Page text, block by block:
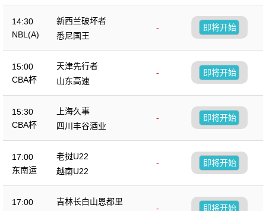
14:30
NBL(A)
新西兰破坏者
-
悉尼国王
即将开始
15:00
CBA杯
天津先行者
-
山东高速
即将开始
15:30
CBA杯
上海久事
-
四川丰谷酒业
即将开始
17:00
东南运
老挝U22
-
越南U22
即将开始
17:00
吉林长白山恩都里
-
即将开始